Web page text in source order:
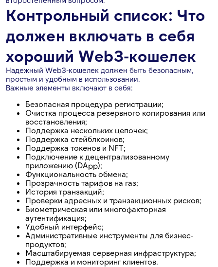
Контрольный список: Что
должен включать в себя
хороший Web3-кошелек
Надежный Web3-кошелек должен быть безопасным,
простым и удобным в использовании.
Важные элементы включают в себя:
Безопасная процедура регистрации;
Очистка процесса резервного копирования или
восстановления;
Поддержка нескольких цепочек;
Поддержка стейблкоинов;
Поддержка токенов и NFT;
Подключение к децентрализованному
приложению (DApp);
Функциональность обмена;
Прозрачность тарифов на газ;
История транзакций;
Проверки адресных и транзакционных рисков;
Биометрическая или многофакторная
аутентификация;
Удобный интерфейс;
Административные инструменты для бизнес-
продуктов;
Масштабируемая серверная инфраструктура;
Поддержка и мониторинг клиентов.